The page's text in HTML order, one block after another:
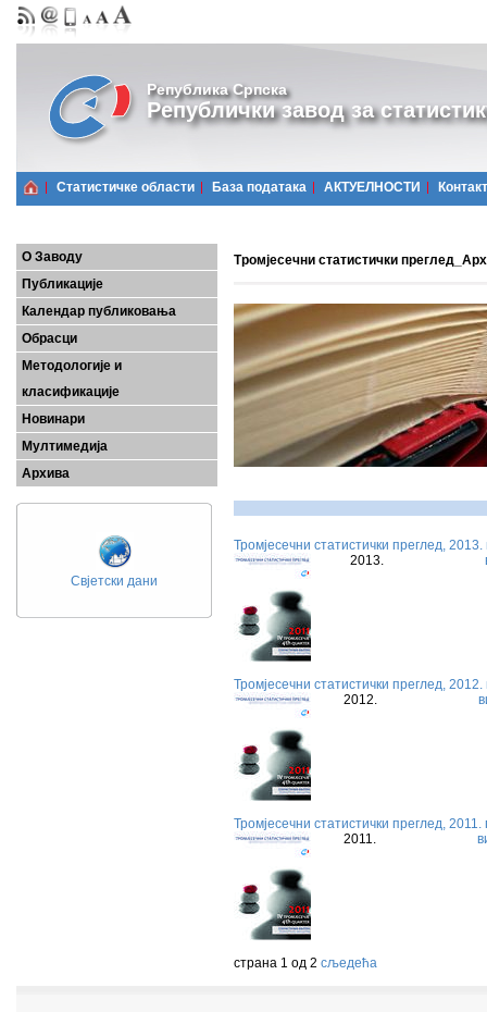
Република Српска
Републички завод за
Статистичке области Базa података АКТУЕЛНОСТИ Контакт
О Заводу
Публикације
Календар публиковања
Обрасци
Методологије и
класификације
Новинари
Мултимедија
Архива
Свјетски дани
Тромјесечни статистички
Тромјесечни статистички преглед, 2013.
2013.
Тромјесечни статистички преглед, 2012.
2012.
Тромјесечни статистички преглед, 2011.
2011.
страна 1 од 2 сљедећа